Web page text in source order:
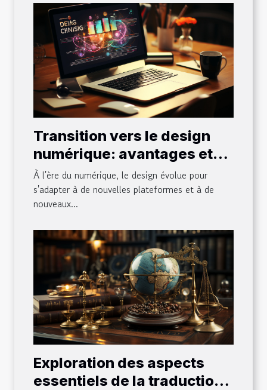
Transition vers le design
numérique: avantages et
défis
À l'ère du numérique, le design évolue pour
s'adapter à de nouvelles plateformes et à de
nouveaux...
Exploration des aspects
essentiels de la traduction